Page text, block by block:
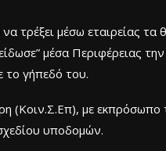
μέσω εταιρείας τα
μέσα Περιφέρειας
το γήπεδό του.
(Κοιν.Σ.Επ), με
υποδομών.